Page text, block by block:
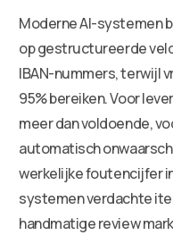
Moderne AI-systemen
op gestructureerde
IBAN-nummers, terwijl
95% bereiken. Voor
meer dan voldoende,
automatisch
werkelijke foutencijfer
systemen verdachte
handmatige review